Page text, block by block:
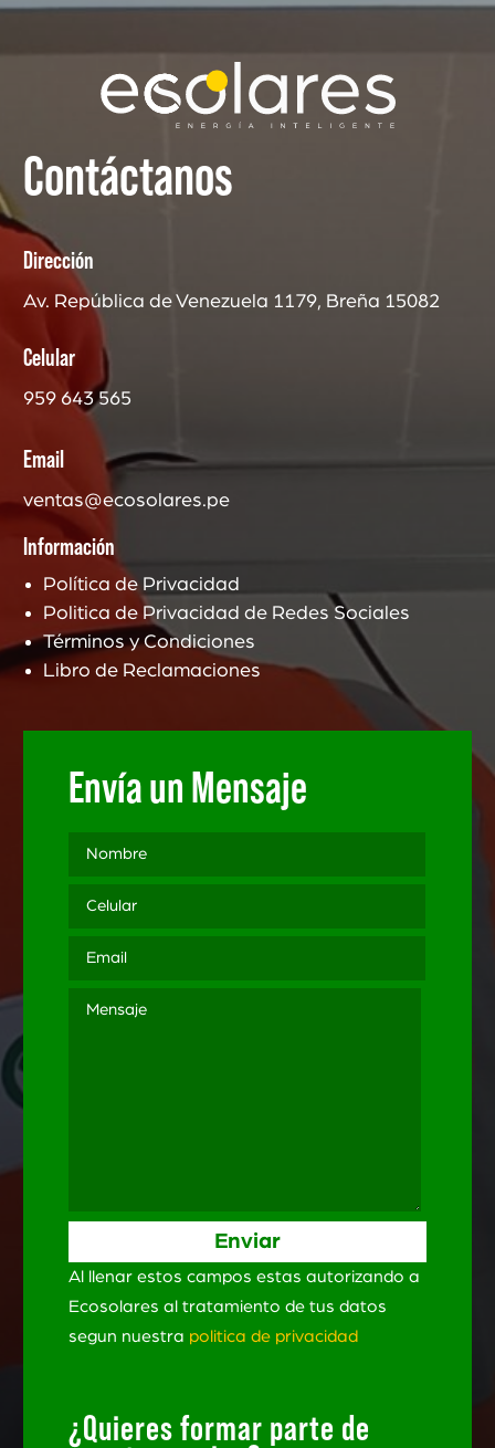
Contáctanos
Dirección
Av. República de Venezuela 1179, Breña 15082
Celular
959 643 565
Email
ventas@ecosolares.pe
Información
Política de Privacidad
Politica de Privacidad de Redes Sociales
Términos y Condiciones
Libro de Reclamaciones
Envía un Mensaje
Al llenar estos campos estas autorizando a
Ecosolares al tratamiento de tus datos
segun nuestra politica de privacidad
¿Quieres formar parte de